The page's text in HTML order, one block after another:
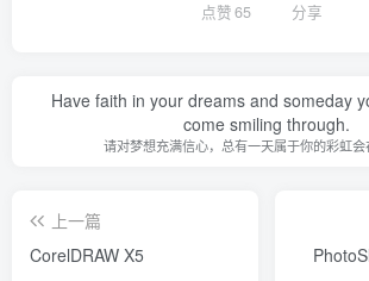
点赞65 分享
Have faith in your dreams and someday
come smiling through.
请对梦想充满信心，总有一天属于你的彩虹
上一篇
CorelDRAW X5